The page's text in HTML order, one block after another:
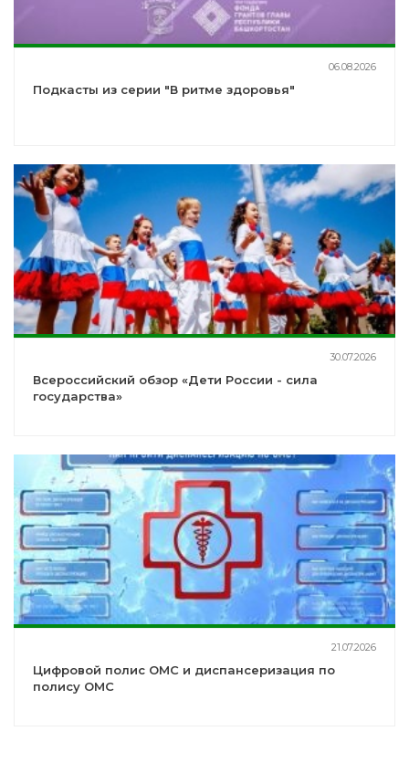
06.08.2026
Подкасты из серии "В ритме здоровья"
30.07.2026
Всероссийский обзор «Дети России - сила
государства»
21.07.2026
Цифровой полис ОМС и диспансеризация по
полису ОМС